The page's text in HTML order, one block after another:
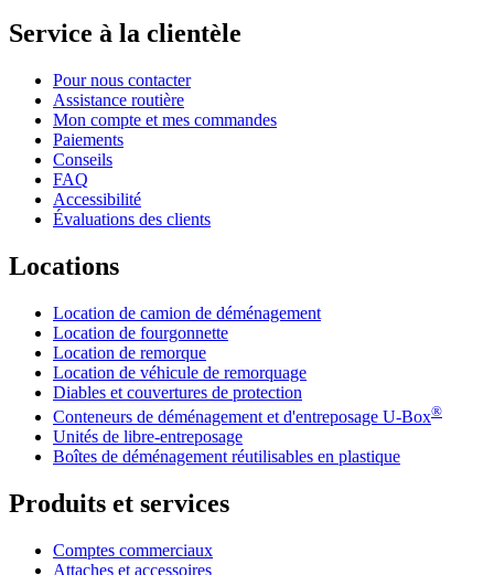
Service à la clientèle
Pour nous contacter
Assistance routière
Mon compte et mes commandes
Paiements
Conseils
FAQ
Accessibilité
Évaluations des clients
Locations
Location de camion de déménagement
Location de fourgonnette
Location de remorque
Location de véhicule de remorquage
Diables et couvertures de protection
Conteneurs de déménagement et d'entreposage U-Box®
Unités de libre-entreposage
Boîtes de déménagement réutilisables en plastique
Produits et services
Comptes commerciaux
Attaches et accessoires